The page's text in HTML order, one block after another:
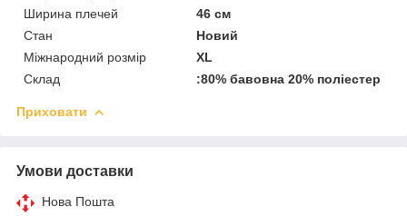
Ширина плечей
46 см
Стан
Новий
Міжнародний розмір
XL
Склад
:80% бавовна 20% поліестер
Приховати
Умови доставки
Нова Пошта